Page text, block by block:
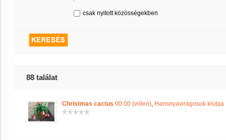
csak nyitott közösségekben
88 találat
Christmas cactus 00:00 (videó), Harisnyavirágosok klubja